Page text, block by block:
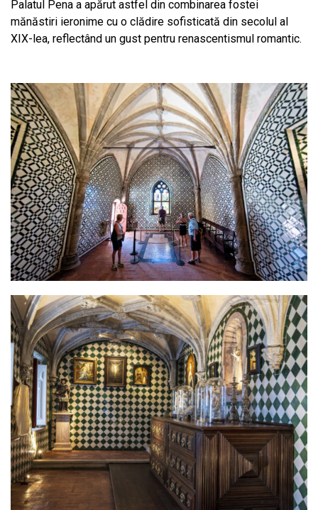
Palatul Pena a apărut astfel din combinarea fostei
mănăstiri ieronime cu o clădire sofisticată din secolul al
XIX-lea, reflectând un gust pentru renascentismul romantic.